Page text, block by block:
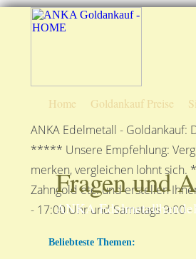
Home Goldankauf Preise
ANKA Edelmetall - Goldankauf:
***** Unsere Empfehlung:
merken, vergleichen lohnt sich.
Zahngold etc. und erstellen
- 17:00 Uhr und Samstags
Fragen und
ANKA
Beliebteste Themen: